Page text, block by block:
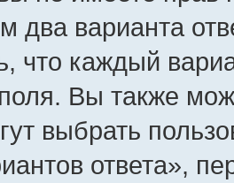
два варианта
что каждый
Вы также
выбрать
ответа»,